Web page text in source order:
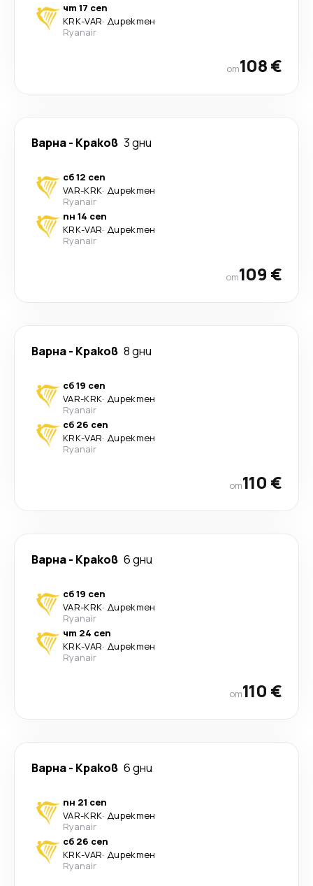
чт 17 сеп
KRK-VAR· Директен
Ryanair
от108 €
Варна- Краков 3 дни
сб 12 сеп
VAR-KRK· Директен
Ryanair
пн 14 сеп
KRK-VAR· Директен
Ryanair
от109 €
Варна- Краков 8 дни
сб 19 сеп
VAR-KRK· Директен
Ryanair
сб 26 сеп
KRK-VAR· Директен
Ryanair
от110 €
Варна- Краков 6 дни
сб 19 сеп
VAR-KRK· Директен
Ryanair
чт 24 сеп
KRK-VAR· Директен
Ryanair
от110 €
Варна- Краков 6 дни
пн 21 сеп
VAR-KRK· Директен
Ryanair
сб 26 сеп
KRK-VAR· Директен
Ryanair